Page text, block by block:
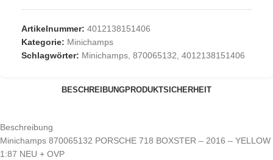
Artikelnummer: 4012138151406
Kategorie: Minichamps
Schlagwörter: Minichamps, 870065132, 4012138151406
BESCHREIBUNGPRODUKTSICHERHEIT
Beschreibung
Minichamps 870065132 PORSCHE 718 BOXSTER – 2016 – YELLOW
1:87 NEU + OVP